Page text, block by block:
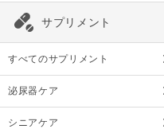
サプリメント
すべてのサプリメント
泌尿器ケア
シニアケア